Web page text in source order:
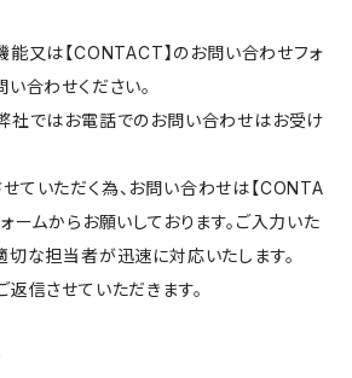
能又は【CONTACT】のお問い合わせフォ
合わせください。
社ではお電話でのお問い合わせはお受け
ていただく為、お問い合わせは【CONTA
ームからお願いしております。ご入力いた
切な担当者が迅速に対応いたします。
信させていただきます。